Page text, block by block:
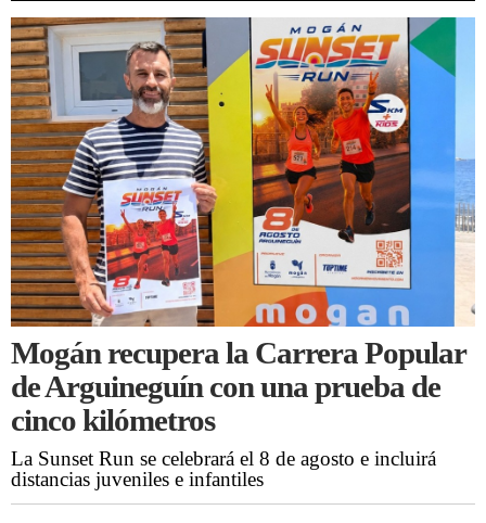
Mogán recupera la Carrera Popular
de Arguineguín con una prueba de
cinco kilómetros
La Sunset Run se celebrará el 8 de agosto e incluirá
distancias juveniles e infantiles